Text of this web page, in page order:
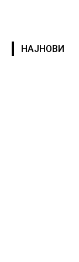
НАЈНОВИ